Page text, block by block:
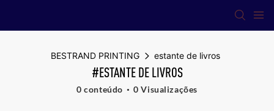
BESTRAND PRINTING estante de livros
#ESTANTE DE LIVROS
0 conteúdo 0 Visualizações